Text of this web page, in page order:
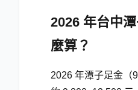
2026 年台中
麼算？
2026 年潭子足金（